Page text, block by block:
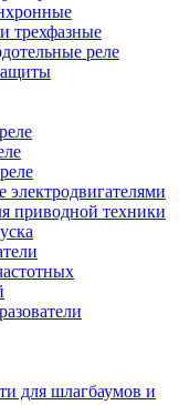
трехфазные
реле
приводной техники
для шлагбаумов и